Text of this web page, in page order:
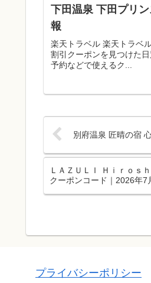
下田温泉 下田プリ
報
楽天トラベル 楽天トラベ
割引クーポンを見つけた
予約などで使えるク...
別府温泉 匠晴の宿
ＬＡＺＵＬＩ Ｈｉｒｏｓ
クーポンコード｜2026年7
プライバシーポリシー